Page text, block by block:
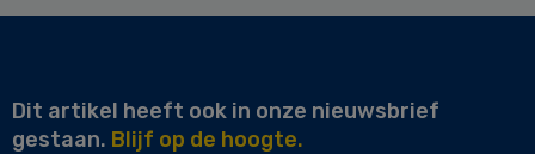
Dit artikel heeft ook in onze nieuwsbrief
gestaan. Blijf op de hoogte.